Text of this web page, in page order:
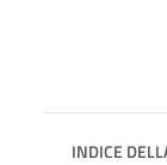
INDICE